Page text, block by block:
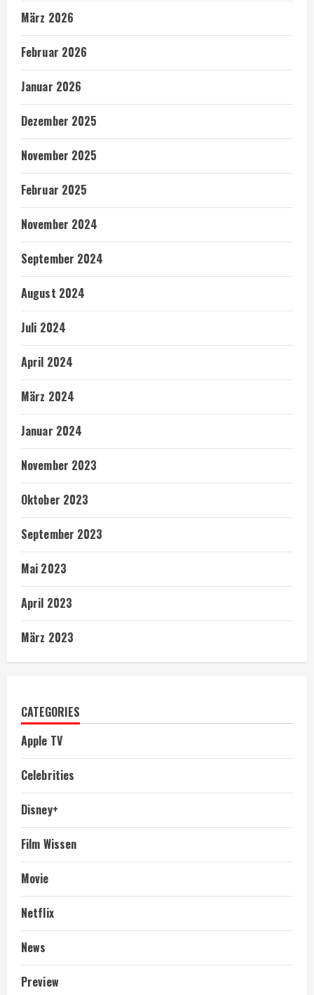
März 2026
Februar 2026
Januar 2026
Dezember 2025
November 2025
Februar 2025
November 2024
September 2024
August 2024
Juli 2024
April 2024
März 2024
Januar 2024
November 2023
Oktober 2023
September 2023
Mai 2023
April 2023
März 2023
CATEGORIES
Apple TV
Celebrities
Disney+
Film Wissen
Movie
Netflix
News
Preview